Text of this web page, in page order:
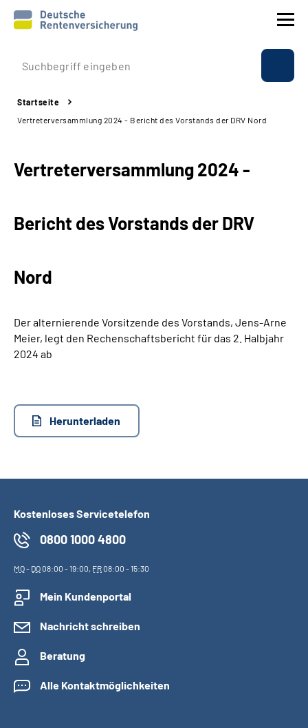
Prävention
Reha
Experten
Suche
Inhalte in Gebärdensprache (DGS)
Mein Kundenportal
Startseite
Vertreterversammlung 2024 - Bericht des Vorstands der DRV Nord
Vertreterversammlung 2024 -
Bericht des Vorstands der DRV
Nord
Der alternierende Vorsitzende des Vorstands, Jens-Arne
Meier, legt den Rechenschaftsbericht für das 2. Halbjahr
2024 ab
Herunterladen
Kostenloses Servicetelefon
0800 1000 4800
MO- DO08:00 - 19:00, FR08:00 - 15:30
Mein Kundenportal
Nachricht schreiben
Beratung
Alle Kontaktmöglichkeiten